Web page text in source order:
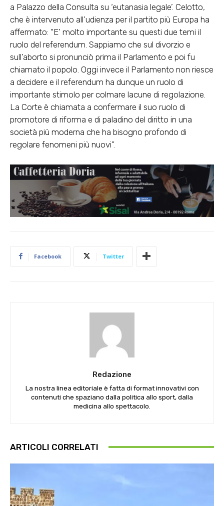
a Palazzo della Consulta su ‘eutanasia legale’. Celotto,
che è intervenuto all’udienza per il partito più Europa ha
affermato: “E’ molto importante su questi due temi il
ruolo del referendum. Sappiamo che sul divorzio e
sull’aborto si pronunciò prima il Parlamento e poi fu
chiamato il popolo. Oggi invece il Parlamento non riesce
a decidere e il referendum ha dunque un ruolo di
importante stimolo per colmare lacune di regolazione.
La Corte è chiamata a confermare il suo ruolo di
promotore di riforma e di paladino del diritto in una
società più moderna che ha bisogno profondo di
regolare fenomeni più nuovi”.
Facebook Twitter
Redazione
La nostra linea editoriale è fatta di format innovativi con
contenuti che spaziano dalla politica allo sport, dalla
medicina allo spettacolo.
ARTICOLI CORRELATI